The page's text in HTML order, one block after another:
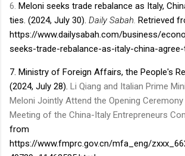
6. Meloni seeks trade rebalance as Italy,
ties. (2024, July 30). Daily Sabah. Retrieved
https://www.dailysabah.com/business/
seeks-trade-rebalance-as-italy-china-
7. Ministry of Foreign Affairs, the People's
(2024, July 28). Li Qiang and Italian Prime
Meloni Jointly Attend the Opening
Meeting of the China-Italy Entrepreneurs
from
https://www.fmprc.gov.cn/mfa_eng/